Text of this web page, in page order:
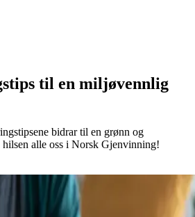
til en miljøvennlig
bidrar til en grønn og
alle oss i Norsk Gjenvinning!